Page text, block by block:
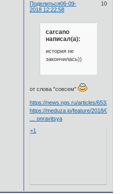
Поделиться 10
06-09-
2018 12:22:58
carcano
написал(а):
история не
закончилась))
от слова "совсем"
https://news.ngs.ru/articles/65336081/
https://meduza.io/feature/2018/09/05/ya
… onravitsya
+1